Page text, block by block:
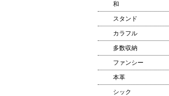
和
スタンド
カラフル
多数収納
ファンシー
本革
シック